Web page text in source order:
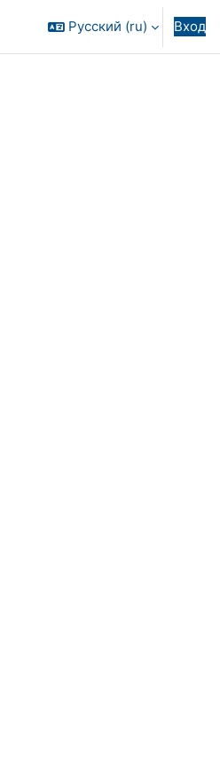
Русский ‎(ru)‎ Вход